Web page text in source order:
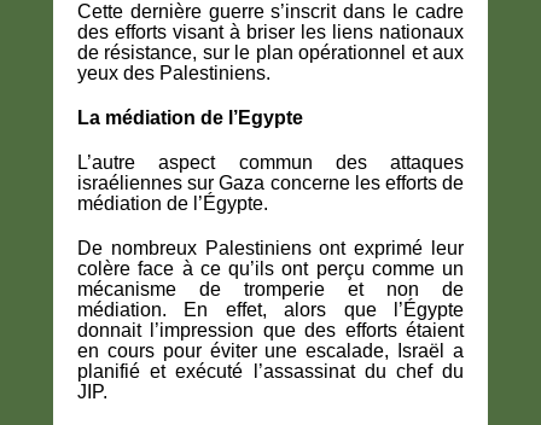
Cette dernière guerre s’inscrit dans le cadre
des efforts visant à briser les liens nationaux
de résistance, sur le plan opérationnel et aux
yeux des Palestiniens.
La médiation de l’Egypte
L’autre aspect commun des attaques
israéliennes sur Gaza concerne les efforts de
médiation de l’Égypte.
De nombreux Palestiniens ont exprimé leur
colère face à ce qu’ils ont perçu comme un
mécanisme de tromperie et non de
médiation. En effet, alors que l’Égypte
donnait l’impression que des efforts étaient
en cours pour éviter une escalade, Israël a
planifié et exécuté l’assassinat du chef du
JIP.